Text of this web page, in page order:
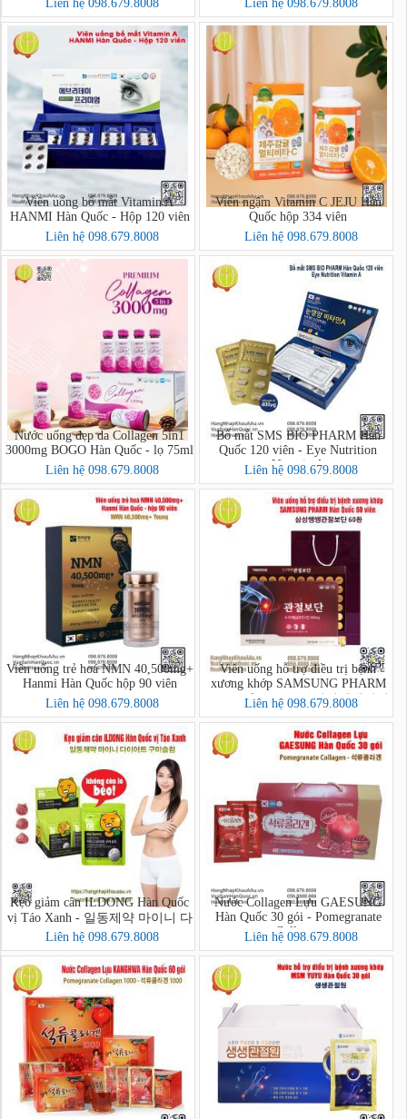
Liên hệ 098.679.8008 Liên hệ 098.679.8008
Viên uống bổ mắt Vitamin A
HANMI Hàn Quốc - Hộp 120 viên
Liên hệ 098.679.8008
Viên ngậm Vitamin C JEJU Hàn
Quốc hộp 334 viên
Liên hệ 098.679.8008
Nước uống đẹp da Collagen 5in1
3000mg BOGO Hàn Quốc - lọ 75ml
Liên hệ 098.679.8008
Bổ mắt SMS BIO PHARM Hàn
Quốc 120 viên - Eye Nutrition
Vitamin A
Liên hệ 098.679.8008
Viên uống trẻ hoá NMN 40,500mg+
Hanmi Hàn Quốc hộp 90 viên
Liên hệ 098.679.8008
Viên uống hỗ trợ điều trị bệnh
xương khớp SAMSUNG PHARM
Hàn Quốc 60 viên - 삼성쌩쌩관절
보단 60환
Liên hệ 098.679.8008
Kẹo giảm cân ILDONG Hàn Quốc
vị Táo Xanh - 일동제약 마이니 다
이어트 구미슬림
Liên hệ 098.679.8008
Nước Collagen Lựu GAESUNG
Hàn Quốc 30 gói - Pomegranate
Collagen
Liên hệ 098.679.8008